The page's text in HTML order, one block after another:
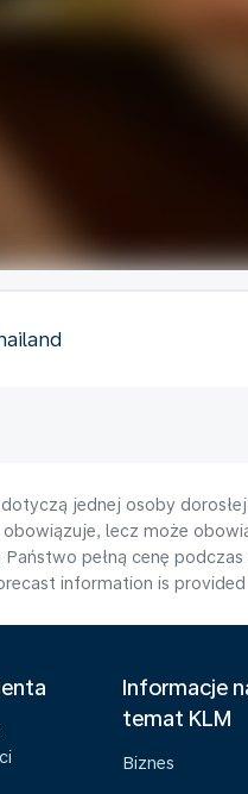
jednej osoby
lecz może
pełną cenę
information is
Informacje
temat KLM
Biznes